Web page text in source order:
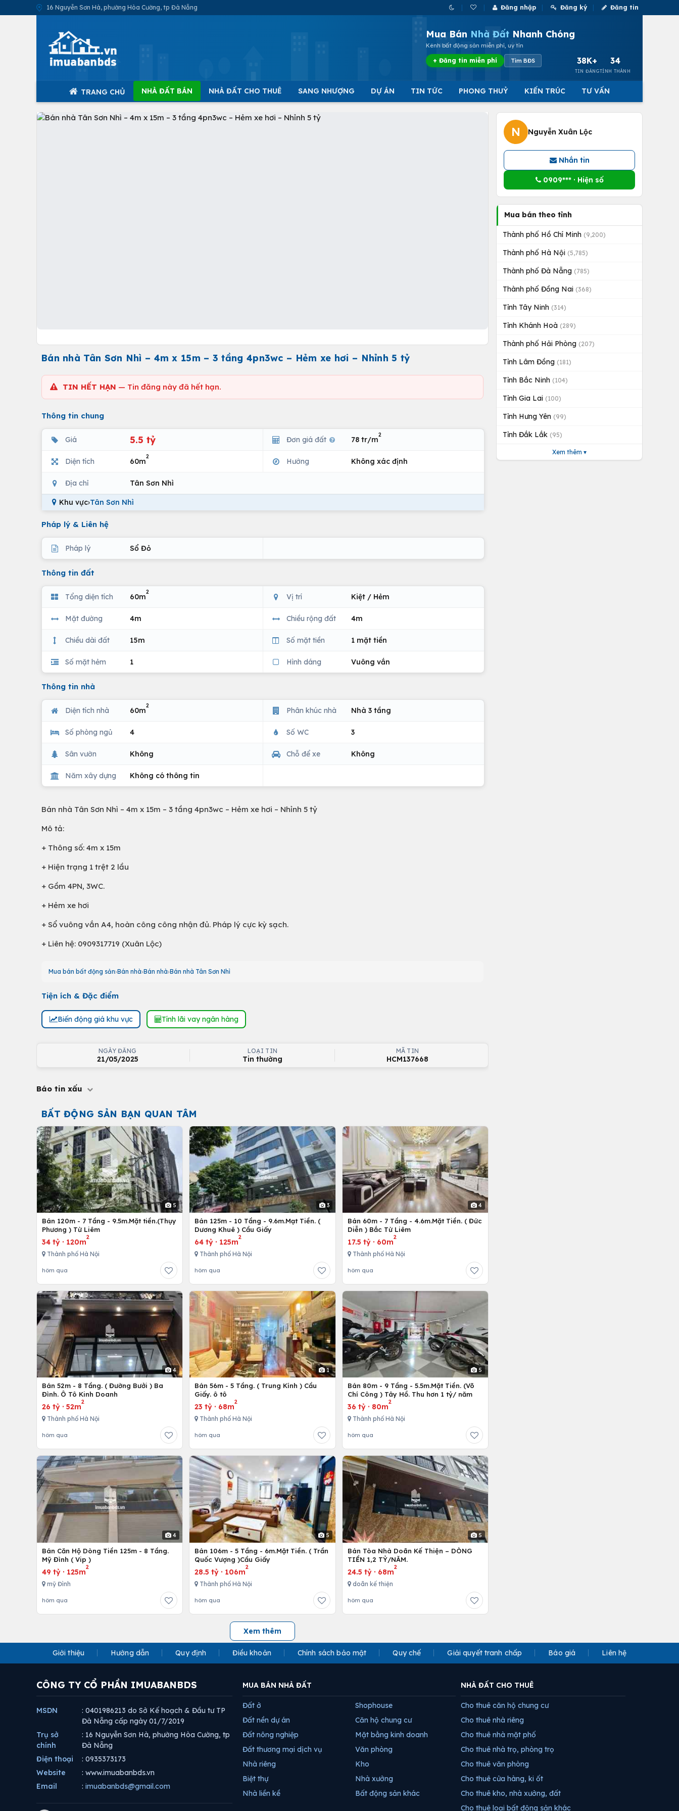
16 Nguyễn Sơn Hà, phường Hòa Cường, tp Đà Nẵng Đăng nhập Đăng ký Đăng tin
Mua Bán Nhà Đất Nhanh Chóng
Kênh bất động sản miễn phí, uy tín
+ Đăng tin miễn phí Tìm BĐS 38K+
TIN ĐĂNG
34
TỈNH THÀNH
TRANG CHỦ NHÀ ĐẤT BÁN NHÀ ĐẤT CHO THUÊ SANG NHƯỢNG DỰ ÁN TIN TỨC PHONG THUỶ KIẾN TRÚC TƯ VẤN
Bán nhà Tân Sơn Nhì – 4m x 15m – 3 tầng 4pn3wc – Hẻm xe hơi – Nhỉnh 5 tỷ
TIN HẾT HẠN — Tin đăng này đã hết hạn.
Thông tin chung
Giá 5.5 tỷ Đơn giá đất 78 tr/m
2
Diện tích 60m
2
Hướng Không xác định
Địa chỉ Tân Sơn Nhì
Khu vực›Tân Sơn Nhì
Pháp lý & Liên hệ
Pháp lý Sổ Đỏ
Thông tin đất
Tổng diện tích 60m
2
Vị trí Kiệt / Hẻm
Mặt đường 4m Chiều rộng đất 4m
Chiều dài đất 15m Số mặt tiền 1 mặt tiền
Số mặt hẻm 1 Hình dáng Vuông vắn
Thông tin nhà
Diện tích nhà 60m
2
Phân khúc nhà Nhà 3 tầng
Số phòng ngủ 4 Số WC 3
Sân vườn Không Chỗ để xe Không
Năm xây dựng Không có thông tin
Bán nhà Tân Sơn Nhì – 4m x 15m – 3 tầng 4pn3wc – Hẻm xe hơi – Nhỉnh 5 tỷ
Mô tả:
+ Thông số: 4m x 15m
+ Hiện trạng 1 trệt 2 lầu
+ Gồm 4PN, 3WC.
+ Hẻm xe hơi
+ Sổ vuông vắn A4, hoàn công công nhận đủ. Pháp lý cực kỳ sạch.
+ Liên hệ: 0909317719 (Xuân Lộc)
Mua bán bất động sản Bán nhà Bán nhà Bán nhà Tân Sơn Nhì
Tiện ích & Đặc điểm
Biến động giá khu vực Tính lãi vay ngân hàng
NGÀY ĐĂNG
21/05/2025
LOẠI TIN
Tin thường
MÃ TIN
HCM137668
Báo tin xấu
BẤT ĐỘNG SẢN BẠN QUAN TÂM
5
Bán 120m - 7 Tầng - 9.5m.Mặt tiền.(Thụy
Phương ) Từ Liêm
34 tỷ · 120m
2
Thành phố Hà Nội
hôm qua
3
Bán 125m - 10 Tầng - 9.6m.Mạt Tiền. (
Dương Khuê ) Cầu Giấy
64 tỷ · 125m
2
Thành phố Hà Nội
hôm qua
4
Bán 60m - 7 Tầng - 4.6m.Mặt Tiền. ( Đức
Diễn ) Bắc Từ Liêm
17.5 tỷ· 60m
2
Thành phố Hà Nội
hôm qua
4
Bán 52m - 8 Tầng. ( Đường Bưởi ) Ba
Đình. Ô Tô Kinh Doanh
26 tỷ · 52m
2
Thành phố Hà Nội
hôm qua
1
Bán 56m - 5 Tầng. ( Trung Kính ) Cầu
Giấy. ô tô
23 tỷ · 68m
2
Thành phố Hà Nội
hôm qua
5
Bán 80m - 9 Tầng - 5.5m.Mặt Tiền. (Võ
Chí Công ) Tây Hồ. Thu hơn 1 tỷ/ năm
36 tỷ· 80m
2
Thành phố Hà Nội
hôm qua
4
Bán Căn Hộ Dòng Tiền 125m - 8 Tầng.
Mỹ Đình ( Vip )
49 tỷ · 125m
2
mỹ Đình
hôm qua
5
Bán 106m - 5 Tầng - 6m.Mặt Tiền. ( Trần
Quốc Vượng )Cầu Giấy
28.5 tỷ · 106m
2
Thành phố Hà Nội
hôm qua
5
Bán Tòa Nhà Doãn Kế Thiện – DÒNG
TIỀN 1,2 TỶ/NĂM.
24.5 tỷ· 68m
2
doãn kế thiện
hôm qua
Xem thêm
N Nguyễn Xuân Lộc
Nhắn tin
0909*** · Hiện số
Mua bán theo tỉnh
Thành phố Hồ Chí Minh (9,200)
Thành phố Hà Nội (5,785)
Thành phố Đà Nẵng (785)
Thành phố Đồng Nai (368)
Tỉnh Tây Ninh (314)
Tỉnh Khánh Hoà (289)
Thành phố Hải Phòng (207)
Tỉnh Lâm Đồng (181)
Tỉnh Bắc Ninh (104)
Tỉnh Gia Lai (100)
Tỉnh Hưng Yên (99)
Tỉnh Đắk Lắk (95)
Xem thêm ▾
Giới thiệu Hướng dẫn Quy định Điều khoản Chính sách bảo mật Quy chế Giải quyết tranh chấp Báo giá Liên hệ
CÔNG TY CỔ PHẦN IMUABANBDS
MSDN
: 0401986213 do Sở Kế hoạch & Đầu tư TP
Đà Nẵng cấp ngày 01/7/2019
Trụ sở
chính
: 16 Nguyễn Sơn Hà, phường Hòa Cường, tp
Đà Nẵng
Điện thoại
: 0935373173
Website
: www.imuabanbds.vn
Email
: imuabanbds@gmail.com
MUA BÁN NHÀ ĐẤT
Đất ở
Đất nền dự án
Đất nông nghiệp
Đất thương mại dịch vụ
Nhà riêng
Biệt thự
Nhà liền kề
Shophouse
Căn hộ chung cư
Mặt bằng kinh doanh
Văn phòng
Kho
Nhà xưởng
Bất động sản khác
NHÀ ĐẤT CHO THUÊ
Cho thuê căn hộ chung cư
Cho thuê nhà riêng
Cho thuê nhà mặt phố
Cho thuê nhà trọ, phòng trọ
Cho thuê văn phòng
Cho thuê cửa hàng, ki ốt
Cho thuê kho, nhà xưởng, đất
Cho thuê loại bất động sản khác